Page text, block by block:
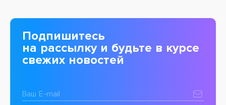
Подпишитесь
на рассылку и будьте в курсе
свежих новостей
Ваш E-mail